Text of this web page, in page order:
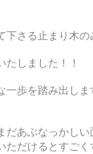
下さる止まり木
たしました！！
一歩を踏み出しま
だあぶなっかしい
ただけるとすごく